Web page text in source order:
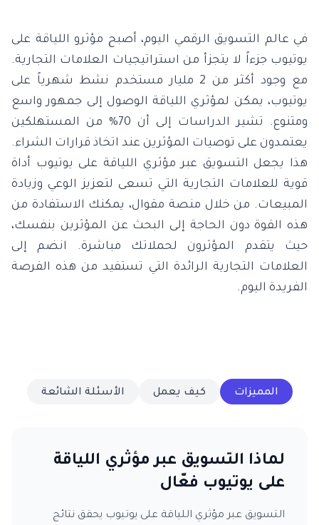
في عالم التسويق الرقمي اليوم، أصبح مؤثرو اللياقة على
يوتيوب جزءاً لا يتجزأ من استراتيجيات العلامات التجارية.
مع وجود أكثر من 2 مليار مستخدم نشط شهرياً على
يوتيوب، يمكن لمؤثري اللياقة الوصول إلى جمهور واسع
ومتنوع. تشير الدراسات إلى أن 70% من المستهلكين
يعتمدون على توصيات المؤثرين عند اتخاذ قرارات الشراء.
هذا يجعل التسويق عبر مؤثري اللياقة على يوتيوب أداة
قوية للعلامات التجارية التي تسعى لتعزيز الوعي وزيادة
المبيعات. من خلال منصة مقوال، يمكنك الاستفادة من
هذه القوة دون الحاجة إلى البحث عن المؤثرين بنفسك،
حيث يتقدم المؤثرون لحملاتك مباشرة. انضم إلى
العلامات التجارية الرائدة التي تستفيد من هذه الفرصة
الفريدة اليوم.
المميزات كيف يعمل الأسئلة الشائعة
لماذا التسويق عبر مؤثري اللياقة
على يوتيوب فعّال
التسويق عبر مؤثري اللياقة على يوتيوب يحقق نتائج